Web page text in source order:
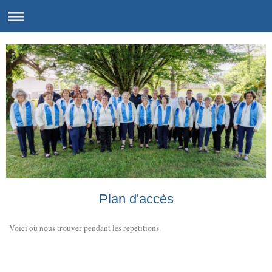
Plan d'accès
Voici où nous trouver pendant les répétitions.